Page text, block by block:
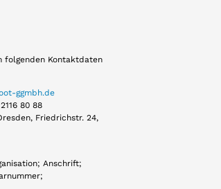
folgenden Kontaktdaten
ggmbh.de
80 88
Friedrichstr. 24,
Anschrift;